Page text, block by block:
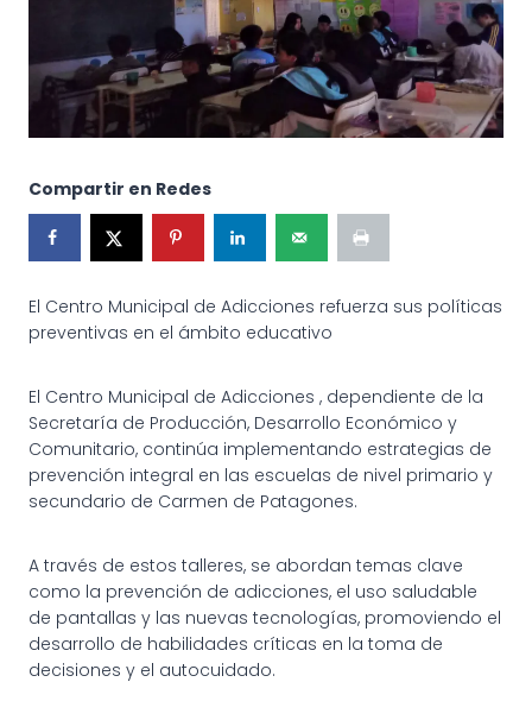
Compartir en Redes
El Centro Municipal de Adicciones refuerza sus políticas
preventivas en el ámbito educativo
El Centro Municipal de Adicciones , dependiente de la
Secretaría de Producción, Desarrollo Económico y
Comunitario, continúa implementando estrategias de
prevención integral en las escuelas de nivel primario y
secundario de Carmen de Patagones.
A través de estos talleres, se abordan temas clave
como la prevención de adicciones, el uso saludable
de pantallas y las nuevas tecnologías, promoviendo el
desarrollo de habilidades críticas en la toma de
decisiones y el autocuidado.